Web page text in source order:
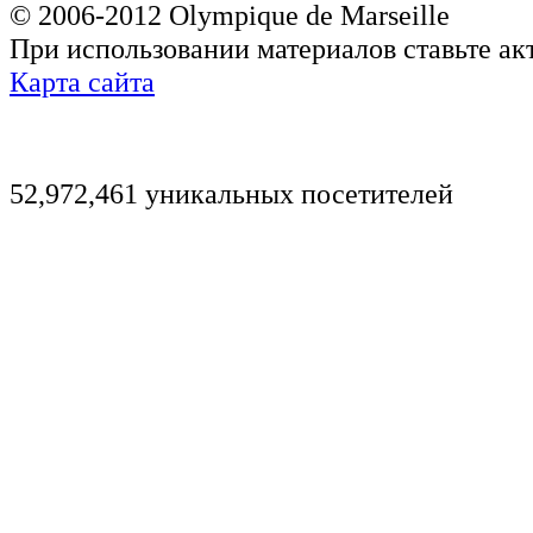
© 2006-2012 Olympique de Marseille
При использовании материалов ставьте
Карта сайта
52,972,461 уникальных посетителей